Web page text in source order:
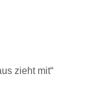
zieht mit“